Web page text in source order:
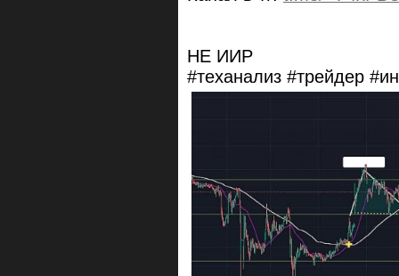
НЕ ИИР
#теханализ #трейдер